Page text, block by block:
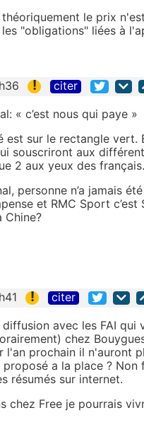
le prix
"obligations" liées à
! citer
« c’est nous qui paye »
sur le rectangle vert.
souscriront aux
2 aux yeux des français.
personne n’a jamais
et RMC Sport
Chine?
! citer
avec les FAI qui
chez
l'an prochain il n'auront
a la place ?
résumés sur internet.
chez Free je pourrais